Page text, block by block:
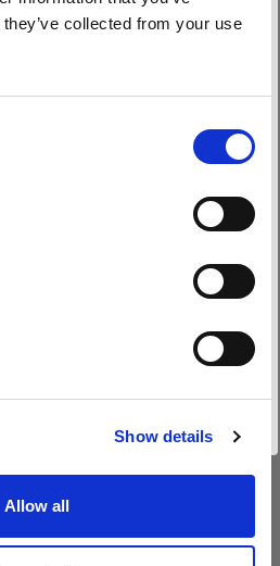
collected from your use
Show details
Allow all
Standort aktualisieren?
besuchen